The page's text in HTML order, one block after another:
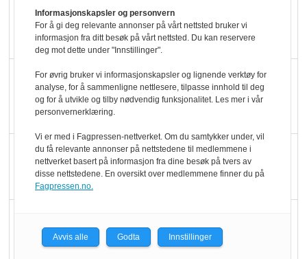
yoghurt: Trues av
melkemangel
Marit Kolby vant
Økologisk Norge sin
hederspris
Blir enklere å velge
økologisk i butikkhylla
med å få tak i nok melk
Informasjonskapsler og personvern
For å gi deg relevante annonser på vårt nettsted bruker vi
informasjon fra ditt besøk på vårt nettsted. Du kan reservere
deg mot dette under "Innstillinger".
For øvrig bruker vi informasjonskapsler og lignende verktøy for
analyse, for å sammenligne nettlesere, tilpasse innhold til deg
og for å utvikle og tilby nødvendig funksjonalitet. Les mer i vår
personvernerklæring.
Vi er med i Fagpressen-nettverket. Om du samtykker under, vil
du få relevante annonser på nettstedene til medlemmene i
nettverket basert på informasjon fra dine besøk på tvers av
disse nettstedene. En oversikt over medlemmene finner du på
Fagpressen.no.
Avvis alle Godta Innstillinger